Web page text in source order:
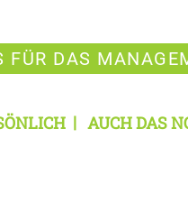
FÜR DAS
AUCH DAS